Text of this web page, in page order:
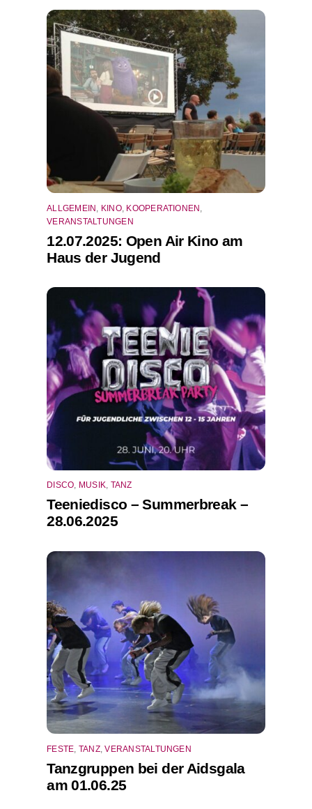
ALLGEMEIN KINO, KOOPERATIONEN
VERANSTALTUNGEN
12.07.2025: Open Air Kino am
Haus der Jugend
DISCO, MUSIK, TANZ
Teeniedisco – Summerbreak –
28.06.2025
FESTE, TANZ,VERANSTALTUNGEN
Tanzgruppen bei der Aidsgala
am 01.06.25